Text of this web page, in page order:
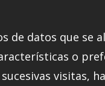
de datos que se
o
visitas,